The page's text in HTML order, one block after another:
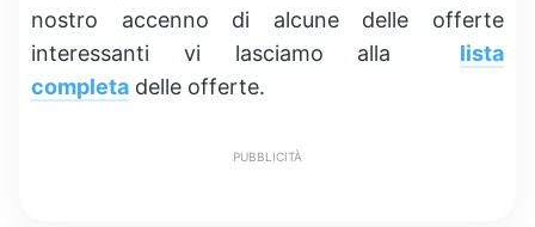
nostro accenno di alcune delle offerte
interessanti vi lasciamo alla lista
completa delle offerte.
PUBBLICITÀ